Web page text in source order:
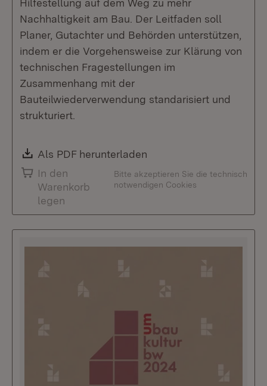
Nachhaltigkeit am Bau. Der Leitfaden soll
Planer, Gutachter und Behörden unterstützen,
indem er die Vorgehensweise zur Klärung von
technischen Fragestellungen im
Zusammenhang mit der
Bauteilwiederverwendung standarisiert und
strukturiert.
Download:
Als PDF herunterladen
In den
Warenkorb
legen
Bitte akzeptieren Sie die technisch
notwendigen Cookies